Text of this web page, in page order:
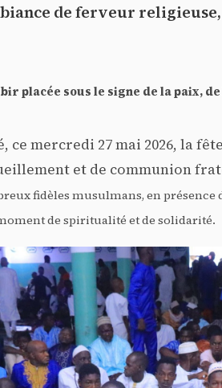
de ferveur
placée sous le signe de la paix,
ce mercredi 27 mai 2026, la
et de communion
fidèles musulmans, en
de spiritualité et de solidarité.